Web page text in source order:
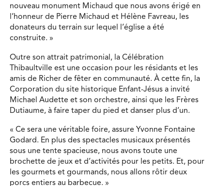
nouveau monument Michaud que nous avons érigé en
l’honneur de Pierre Michaud et Hélène Favreau, les
donateurs du terrain sur lequel l’église a été
construite. »
Outre son attrait patrimonial, la Célébration
Thibaultville est une occasion pour les résidants et les
amis de Richer de fêter en communauté. À cette fin, la
Corporation du site historique Enfant-Jésus a invité
Michael Audette et son orchestre, ainsi que les Frères
Dutiaume, à faire taper du pied et danser plus d’un.
« Ce sera une véritable foire, assure Yvonne Fontaine
Godard. En plus des spectacles musicaux présentés
sous une tente spacieuse, nous avons toute une
brochette de jeux et d’activités pour les petits. Et, pour
les gourmets et gourmands, nous allons rôtir deux
porcs entiers au barbecue. »